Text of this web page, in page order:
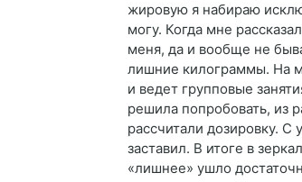
жировую я набираю
могу. Когда мне
меня, да и вообще не
лишние килограммы. На
и ведет групповые
решила попробовать, из
рассчитали дозировку. С
заставил. В итоге в
«лишнее» ушло